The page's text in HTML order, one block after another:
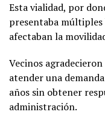
Esta vialidad, por
presentaba múltiples
afectaban la
Vecinos
atender una
años sin obtener
administración.